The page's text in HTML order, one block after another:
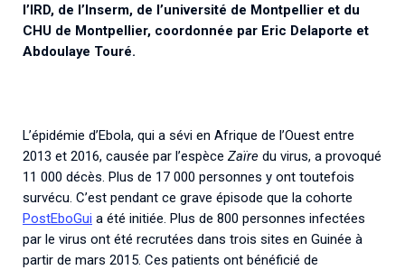
l’IRD, de l’Inserm, de l’université de Montpellier et du
CHU de Montpellier, coordonnée par Eric Delaporte et
Abdoulaye Touré.
L’épidémie d’Ebola, qui a sévi en Afrique de l’Ouest entre
2013 et 2016, causée par l’espèce Zaïre du virus, a provoqué
11 000 décès. Plus de 17 000 personnes y ont toutefois
survécu. C’est pendant ce grave épisode que la cohorte
PostEboGui a été initiée. Plus de 800 personnes infectées
par le virus ont été recrutées dans trois sites en Guinée à
partir de mars 2015. Ces patients ont bénéficié de